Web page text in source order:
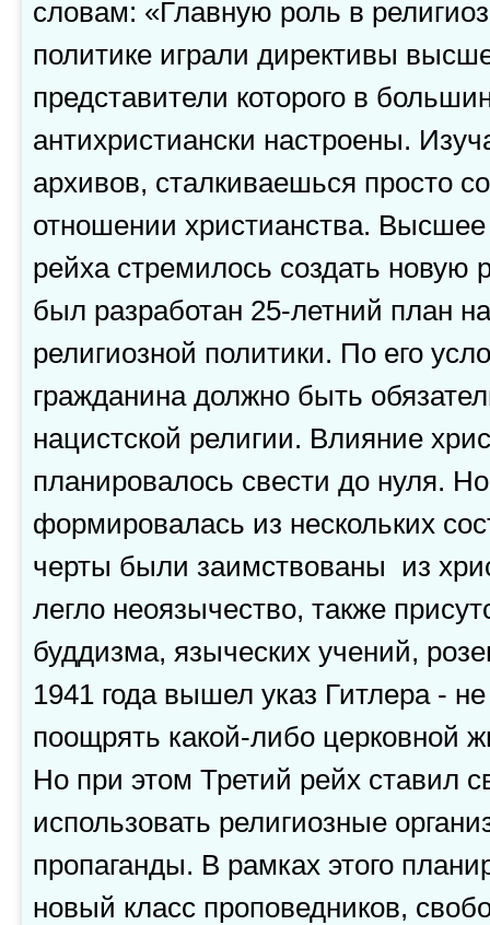
словам: «Главную роль в
политике играли директивы
представители которого в
антихристиански настроены.
архивов, сталкиваешься просто
отношении христианства. Высшее
рейха стремилось создать новую
был разработан 25-летний план
религиозной политики. По его
гражданина должно быть
нацистской религии. Влияние
планировалось свести до нуля.
формировалась из нескольких
черты были заимствованы из
легло неоязычество, также
буддизма, языческих учений,
1941 года вышел указ Гитлера -
поощрять какой-либо церковной
Но при этом Третий рейх ставил
использовать религиозные
пропаганды. В рамках этого
новый класс проповедников,